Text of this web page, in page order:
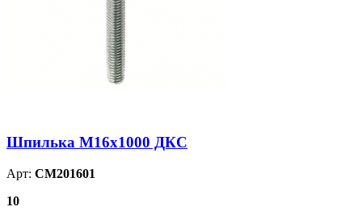
Шпилька М16х1000 ДКС
Арт: CM201601
10